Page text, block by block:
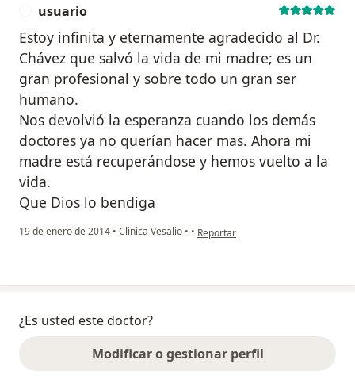
usuario
Estoy infinita y eternamente agradecido al Dr.
Chávez que salvó la vida de mi madre; es un
gran profesional y sobre todo un gran ser
humano.
Nos devolvió la esperanza cuando los demás
doctores ya no querían hacer mas. Ahora mi
madre está recuperándose y hemos vuelto a la
vida.
Que Dios lo bendiga
19 de enero de 2014 • Clinica Vesalio • • en opinión del usuario usuario
Reportar
¿Es usted este doctor?
Modificar o gestionar perfil